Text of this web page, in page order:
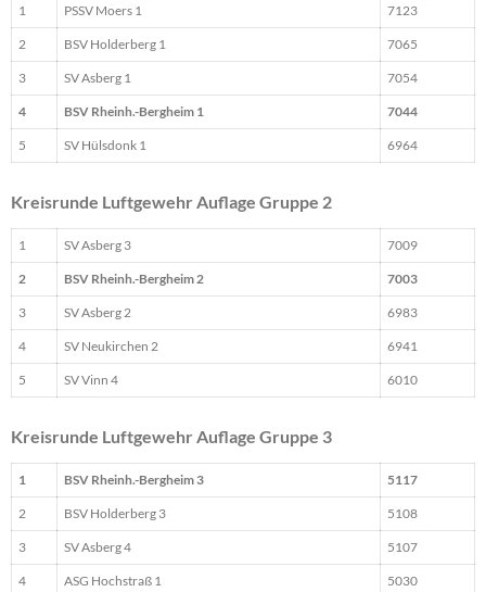
1 PSSV Moers 1 7123
2 BSV Holderberg 1 7065
3 SV Asberg 1 7054
4 BSV Rheinh.-Bergheim 1 7044
5 SV Hülsdonk 1 6964
Kreisrunde Luftgewehr Auflage Gruppe 2
1 SV Asberg 3 7009
2 BSV Rheinh.-Bergheim 2 7003
3 SV Asberg 2 6983
4 SV Neukirchen 2 6941
5 SV Vinn 4 6010
Kreisrunde Luftgewehr Auflage Gruppe 3
1 BSV Rheinh.-Bergheim 3 5117
2 BSV Holderberg 3 5108
3 SV Asberg 4 5107
4 ASG Hochstraß 1 5030